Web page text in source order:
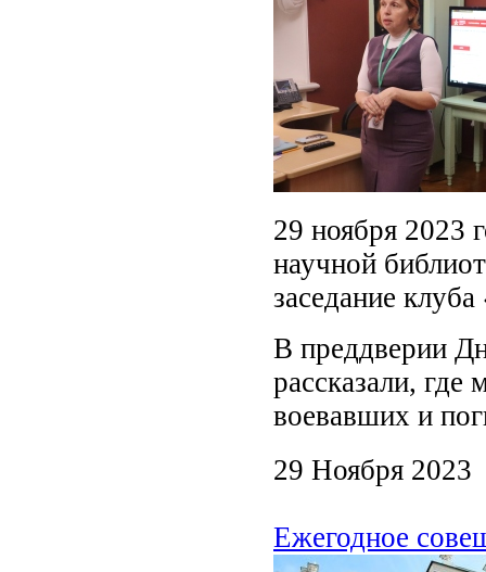
29 ноября 2023
научной
заседание
В преддверии
рассказали,
воевавших и
29 Ноября 2023
Ежегодное